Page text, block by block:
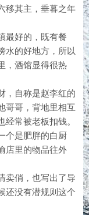
移其主，垂暮之年
最好的，既有餐
水的好地方，所以
，酒馆显得很热
，自称是赵李红的
哥哥，背地里相互
常被老板扣钱。
个是肥胖的白厨
店里的物品往外
卖俏，也写出了导
还没有潜规则这个